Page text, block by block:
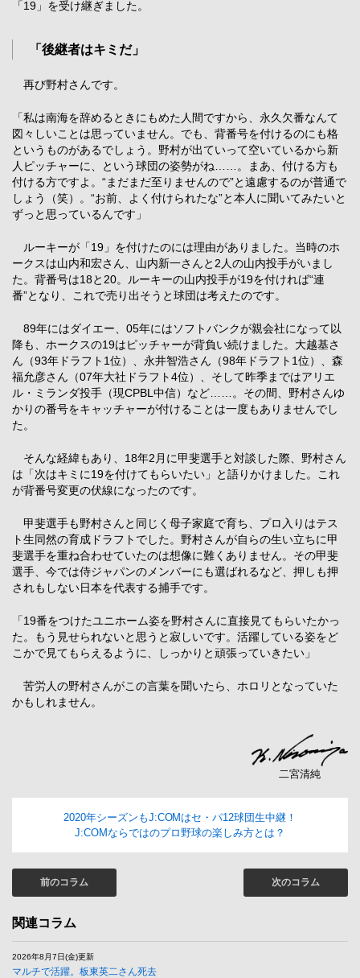
「19」を受け継ぎました。
「後継者はキミだ」
再び野村さんです。
「私は南海を辞めるときにもめた人間ですから、永久欠番なんて
図々しいことは思っていません。でも、背番号を付けるのにも格
というものがあるでしょう。野村が出ていって空いているから新
人ピッチャーに、という球団の姿勢がね……。まあ、付ける方も
付ける方ですよ。“まだまだ至りませんので”と遠慮するのが普通で
しょう（笑）。“お前、よく付けられたな”と本人に聞いてみたいと
ずっと思っているんです」
ルーキーが「19」を付けたのには理由がありました。当時のホ
ークスは山内和宏さん、山内新一さんと2人の山内投手がいまし
た。背番号は18と20。ルーキーの山内投手が19を付ければ“連
番”となり、これで売り出そうと球団は考えたのです。
89年にはダイエー、05年にはソフトバンクが親会社になって以
降も、ホークスの19はピッチャーが背負い続けました。大越基さ
ん（93年ドラフト1位）、永井智浩さん（98年ドラフト1位）、森
福允彦さん（07年大社ドラフト4位）、そして昨季まではアリエ
ル・ミランダ投手（現CPBL中信）など……。その間、野村さんゆ
かりの番号をキャッチャーが付けることは一度もありませんでし
た。
そんな経緯もあり、18年2月に甲斐選手と対談した際、野村さん
は「次はキミに19を付けてもらいたい」と語りかけました。これ
が背番号変更の伏線になったのです。
甲斐選手も野村さんと同じく母子家庭で育ち、プロ入りはテス
ト生同然の育成ドラフトでした。野村さんが自らの生い立ちに甲
斐選手を重ね合わせていたのは想像に難くありません。その甲斐
選手、今では侍ジャパンのメンバーにも選ばれるなど、押しも押
されもしない日本を代表する捕手です。
「19番をつけたユニホーム姿を野村さんに直接見てもらいたかっ
た。もう見せられないと思うと寂しいです。活躍している姿をど
こかで見てもらえるように、しっかりと頑張っていきたい」
苦労人の野村さんがこの言葉を聞いたら、ホロリとなっていた
かもしれません。
二宮清純
2020年シーズンもJ:COMはセ・パ12球団生中継！
J:COMならではのプロ野球の楽しみ方とは？
前のコラム 次のコラム
関連コラム
2026年8月7日(金)更新
マルチで活躍。板東英二さん死去